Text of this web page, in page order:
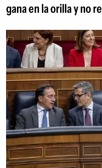
gana en la orilla y no